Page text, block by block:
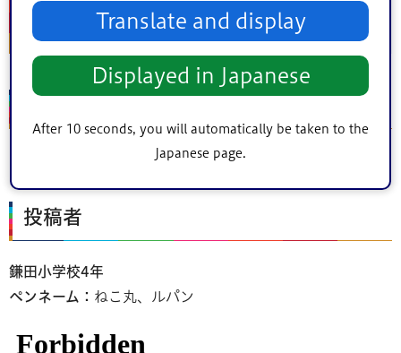
Translate and display
Displayed in Japanese
After 10 seconds, you will automatically be taken to the
Japanese page.
は アイスが もらえること です。 なぜ アイス
をくれるのか きになっていたので ききたいです。
もんじゃ・鉄板焼き・お好み焼き まんぷく
投稿者
鎌田小学校4年
ペンネーム： ねこ丸、ルパン